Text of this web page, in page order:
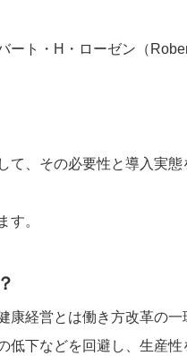
ート・H・ローゼン（
て、その必要性と導入実
す。
康経営とは働き方改革の
低下などを回避し、生産